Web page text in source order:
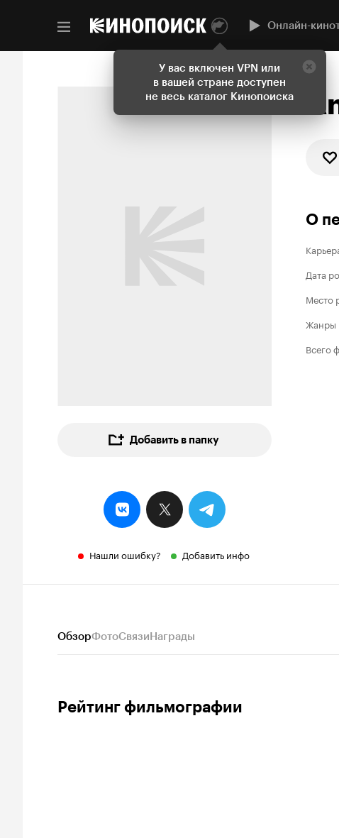
У вас включен VPN или
в вашей стране доступен
не весь каталог Кинопоиска
Онлайн-
Добавить в папку
Нашли ошибку? Добавить инфо
О
Дата
Место
Жанры
Всего
ОбзорФотоСвязиНаграды
Рейтинг фильмографии